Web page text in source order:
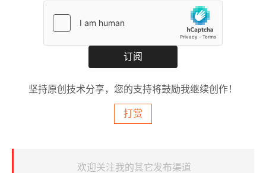
坚持原创技术分享，您的支持将鼓励我继续创作！
打赏
欢迎关注我的其它发布渠道